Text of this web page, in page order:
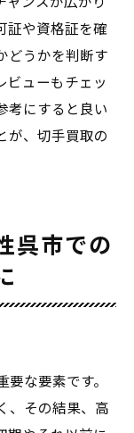
証や資格証を確
どうかを判断す
ビューもチェッ
考にすると良い
が、切手買取の
呉市での
な要素です。
、その結果、高